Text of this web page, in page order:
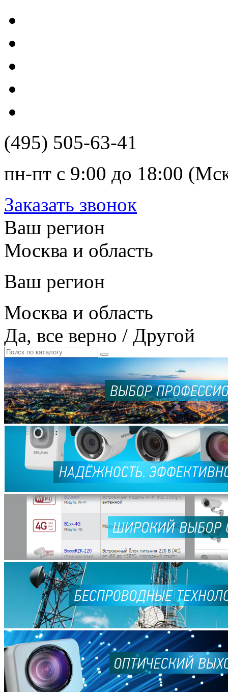
(495) 505-63-41
пн-пт с 9:00 до 18:00
Заказать звонок
Ваш регион
Москва и область
Ваш регион
Москва и область
Да, все верно / Другой